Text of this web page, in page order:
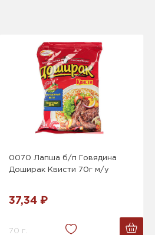
0070 Лапша б/п Говядина
Доширак Квисти 70г м/у
37,34 ₽
70 г.